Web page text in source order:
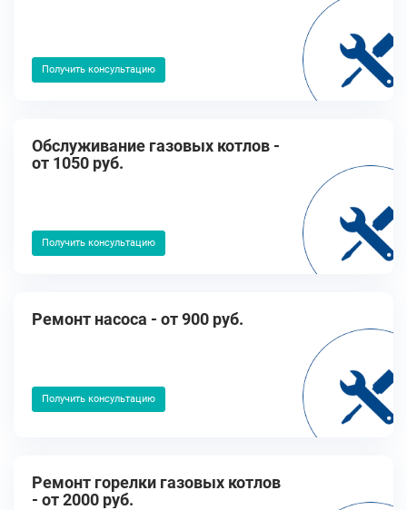
Получить консультацию
Обслуживание газовых котлов -
от 1050 руб.
Получить консультацию
Ремонт насоса - от 900 руб.
Получить консультацию
Ремонт горелки газовых котлов
- от 2000 руб.